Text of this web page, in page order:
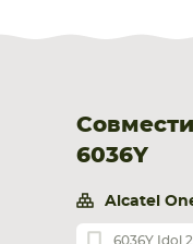
6036Y
Alcatel
6036Y Idol 2